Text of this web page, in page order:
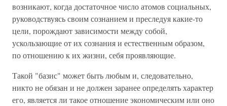
возникают, когда достаточное число атомов социальных,
руководствуясь своим сознанием и преследуя какие-то
цели, порождают зависимости между собой,
ускользающие от их сознания и естественным образом,
по отношению к их жизни, себя проявляющие.
Такой "базис" может быть любым и, следовательно,
никто не обязан и не должен заранее определять характер
его, является ли такое отношение экономическим или оно